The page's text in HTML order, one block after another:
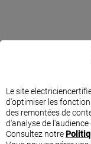
Le site
d'optimiser les
des remontées de
d'analyse de
Consultez notre